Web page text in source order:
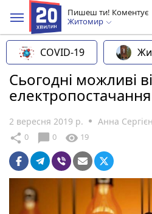
Пишеш ти! Коментує
Житомир
COVID-19
Сьогодні можливі
електропостачання
2 вересня 2019 р. Анна
share 0 chat_bubble 0 visibility 19